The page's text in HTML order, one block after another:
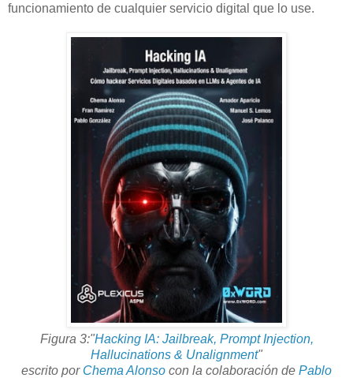
funcionamiento de cualquier servicio digital que lo use.
Figura 3:"Hacking IA: Jailbreak, Prompt Injection,
Hallucinations & Unalignment"
escrito por Chema Alonso con la colaboración de Pablo